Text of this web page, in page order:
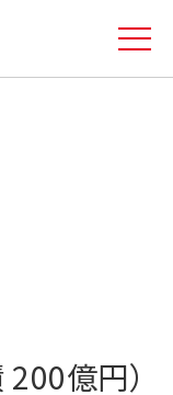
億円）